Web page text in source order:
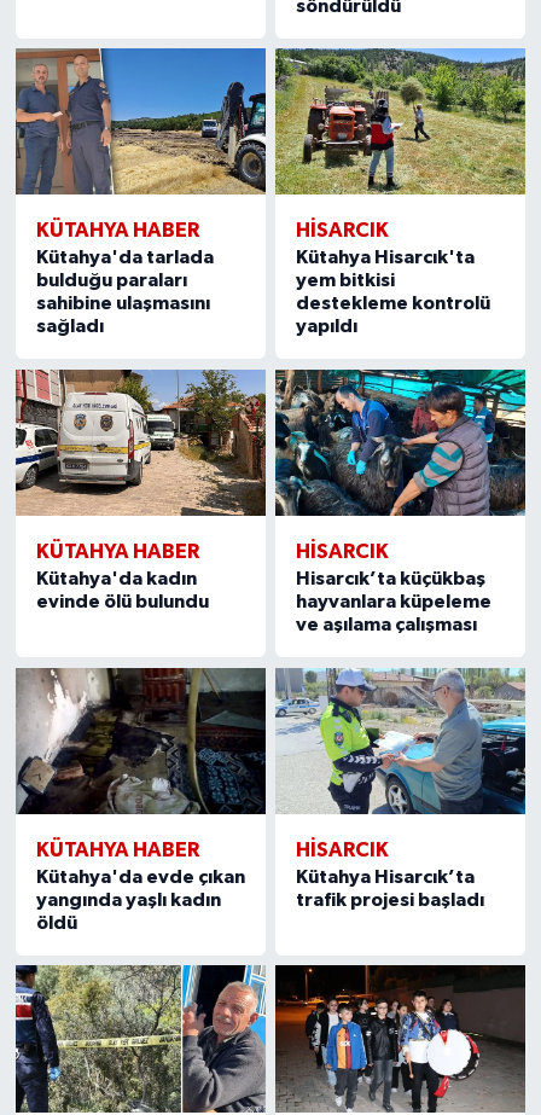
söndürüldü
KÜTAHYA HABER
Kütahya'da tarlada
bulduğu paraları
sahibine ulaşmasını
sağladı
HISARCIK
Kütahya Hisarcık'ta
yem bitkisi
destekleme kontrolü
yapıldı
KÜTAHYA HABER
Kütahya'da kadın
evinde ölü bulundu
HISARCIK
Hisarcık’ta küçükbaş
hayvanlara küpeleme
ve aşılama çalışması
KÜTAHYA HABER
Kütahya'da evde çıkan
yangında yaşlı kadın
öldü
HISARCIK
Kütahya Hisarcık’ta
trafik projesi başladı